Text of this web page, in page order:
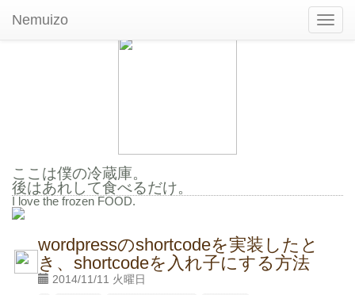
Nemuizo
ここは僕の冷蔵庫。
後はあれして食べるだけ。
I love the frozen FOOD.
wordpressのshortcodeを実装したと
き、shortcodeを入れ子にする方法
2014/11/11 火曜日